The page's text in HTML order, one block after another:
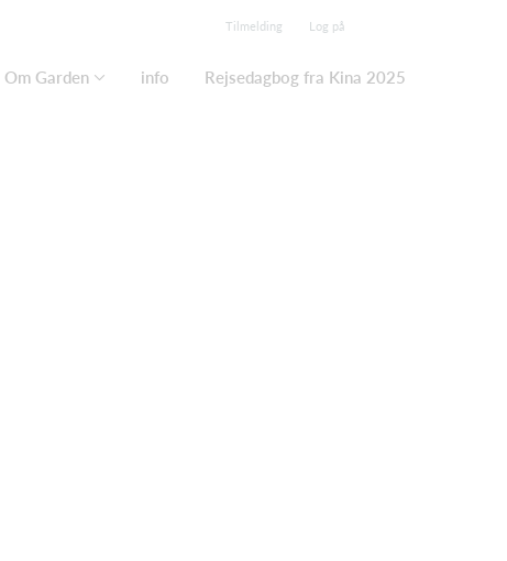
Tilmelding Log på
Om Garden info Rejsedagbog fra Kina 2025